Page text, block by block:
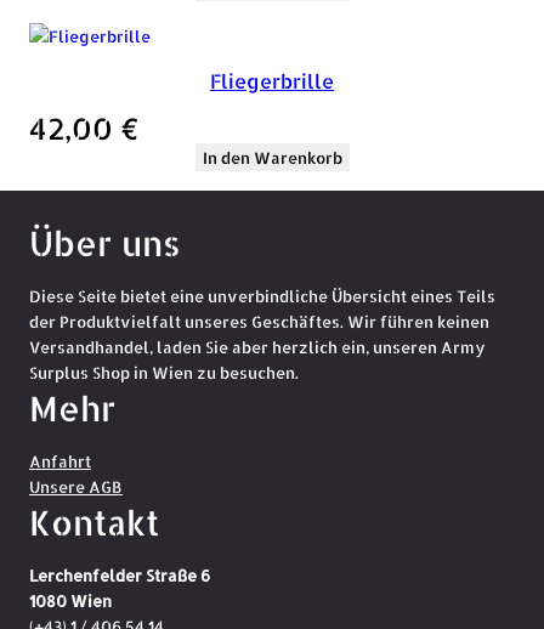
Fliegerbrille
42,00 €
In den Warenkorb
Über uns
Diese Seite bietet eine unverbindliche Übersicht eines Teils
der Produktvielfalt unseres Geschäftes. Wir führen keinen
Versandhandel, laden Sie aber herzlich ein, unseren Army
Surplus Shop in Wien zu besuchen.
Mehr
Anfahrt
Unsere AGB
Kontakt
Lerchenfelder Straße 6
1080 Wien